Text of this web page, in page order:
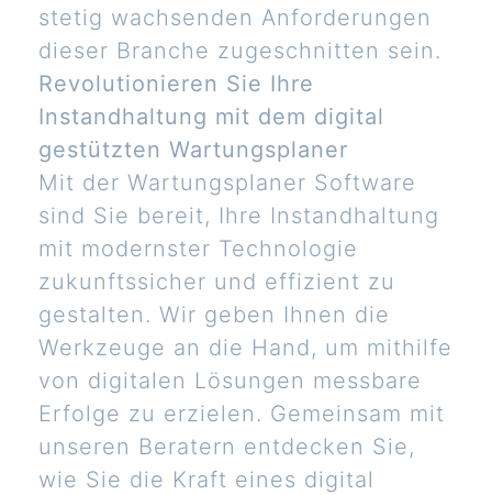
stetig wachsenden Anforderungen
dieser Branche zugeschnitten sein.
Revolutionieren Sie Ihre
Instandhaltung mit dem digital
gestützten Wartungsplaner
Mit der Wartungsplaner Software
sind Sie bereit, Ihre Instandhaltung
mit modernster Technologie
zukunftssicher und effizient zu
gestalten. Wir geben Ihnen die
Werkzeuge an die Hand, um mithilfe
von digitalen Lösungen messbare
Erfolge zu erzielen. Gemeinsam mit
unseren Beratern entdecken Sie,
wie Sie die Kraft eines digital